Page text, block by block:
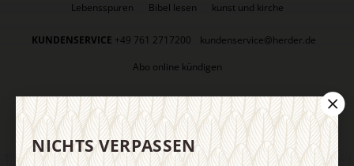
Lebensspuren
Bibel lesen kunst und kirche
KUNDENSERVICE +49 761 2717200
kundenservice@herder.de
Abo online kündigen
FOLGEN SIE UNS: Facebook Twitter
NICHTS VERPASSEN